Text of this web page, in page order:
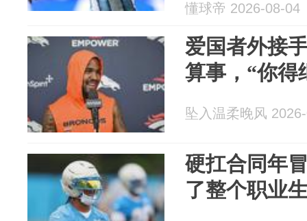
懂球帝 2026-08-04
爱国者外接
算事，“你得
坠入温柔晚风
硬扛合同年
了整个职业